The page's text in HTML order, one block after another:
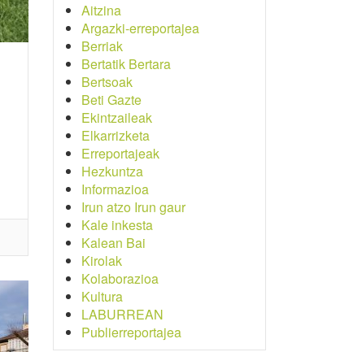
Aitzina
Argazki-erreportajea
Berriak
Bertatik Bertara
Bertsoak
Beti Gazte
Ekintzaileak
Elkarrizketa
Erreportajeak
Hezkuntza
Informazioa
Irun atzo Irun gaur
Kale inkesta
Kalean Bai
Kirolak
Kolaborazioa
Kultura
LABURREAN
Publierreportajea